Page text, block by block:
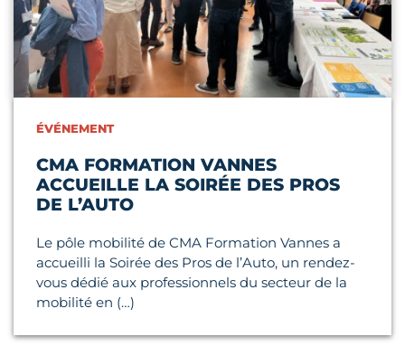
ÉVÉNEMENT
CMA FORMATION VANNES
ACCUEILLE LA SOIRÉE DES PROS
DE L’AUTO
Le pôle mobilité de CMA Formation Vannes a
accueilli la Soirée des Pros de l’Auto, un rendez-
vous dédié aux professionnels du secteur de la
mobilité en (…)